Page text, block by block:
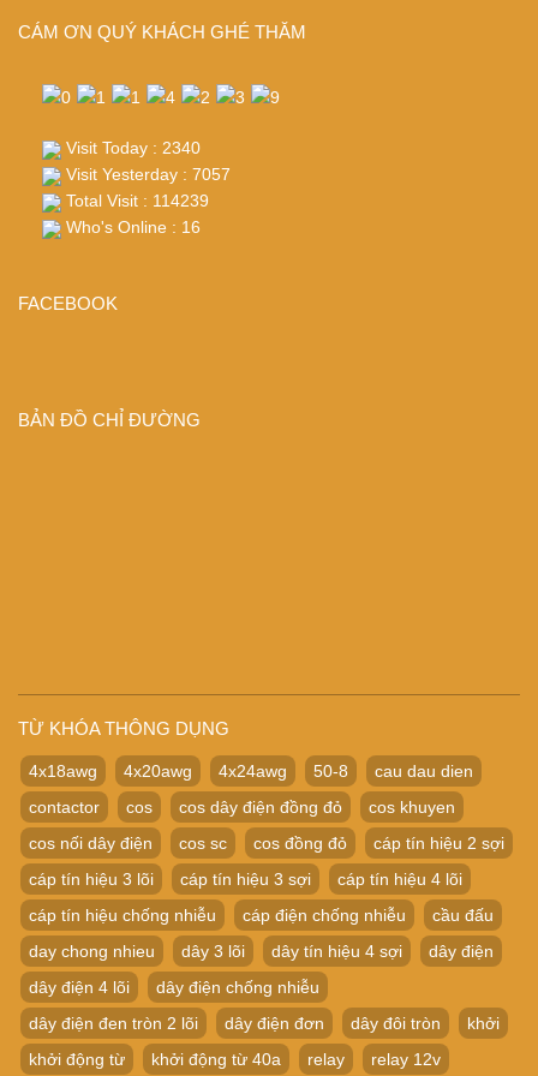
CÁM ƠN QUÝ KHÁCH GHÉ THĂM
Visit Today : 2340
Visit Yesterday : 7057
Total Visit : 114239
Who's Online : 16
FACEBOOK
BẢN ĐỒ CHỈ ĐƯỜNG
TỪ KHÓA THÔNG DỤNG
4x18awg 4x20awg 4x24awg 50-8
cau dau dien
contactor
cos cos dây điện đồng đỏ
cos khuyen
cos nối dây điện
cos sc cos đồng đỏ
cáp tín hiệu 2 sợi
cáp tín hiệu 3 lõi
cáp tín hiệu 3 sợi
cáp tín hiệu 4 lõi
cáp tín hiệu chống nhiễu
cáp điện chống nhiễu
cầu đấu
day chong nhieu
dây 3 lõi dây tín hiệu 4 sợi
dây điện
dây điện 4 lõi
dây điện chống nhiễu
dây điện đen tròn 2 lõi
dây điện đơn dây đôi tròn
khởi
khởi động từ
khởi động từ 40a relay relay 12v